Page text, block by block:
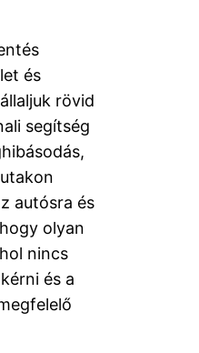
és
rövid
segítség
autósra és
olyan
nincs
és a